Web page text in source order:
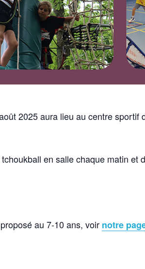
2025 aura lieu au centre sportif
en salle chaque matin et
au 7-10 ans, voir notre